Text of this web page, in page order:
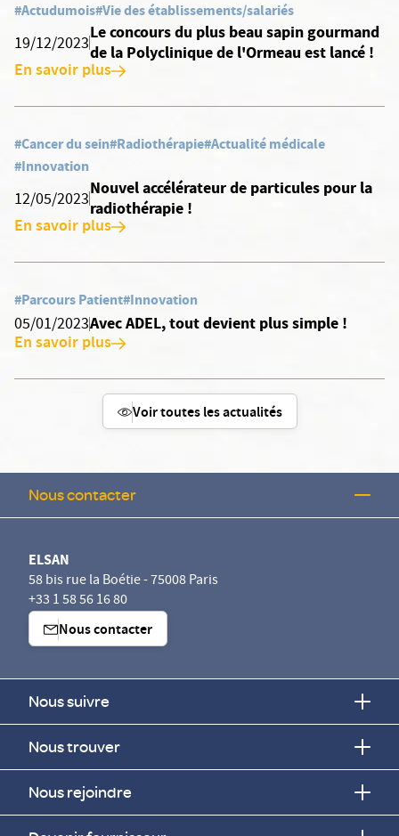
#Actudumois#Vie des établissements/salariés
19/12/2023
Le concours du plus beau sapin gourmand
de la Polyclinique de l'Ormeau est lancé !
En savoir plus
#Cancer du sein#Radiothérapie#Actualité médicale
#Innovation
12/05/2023
Nouvel accélérateur de particules pour la
radiothérapie !
En savoir plus
#Parcours Patient#Innovation
05/01/2023Avec ADEL, tout devient plus simple !
En savoir plus
Voir toutes les actualités
Nous contacter
ELSAN
58 bis rue la Boétie - 75008 Paris
+33 1 58 56 16 80
Nous contacter
Nous suivre
Nous trouver
Nous rejoindre